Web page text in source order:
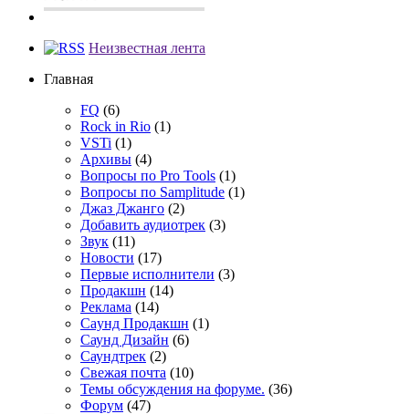
Неизвестная лента
Главная
FQ (6)
Rock in Rio (1)
VSTi (1)
Архивы (4)
Вопросы по Pro Tools (1)
Вопросы по Samplitude (1)
Джаз Джанго (2)
Добавить аудиотрек (3)
Звук (11)
Новости (17)
Первые исполнители (3)
Продакшн (14)
Реклама (14)
Сayнд Пpoдaкшн (1)
Саунд Дизайн (6)
Саундтрек (2)
Свежая почта (10)
Темы обсуждения на форуме. (36)
Форум (47)